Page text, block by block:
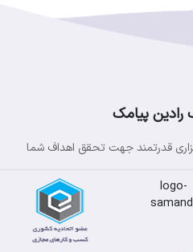
رادین پیامک
قدرتمند جهت تحقق اهداف شما